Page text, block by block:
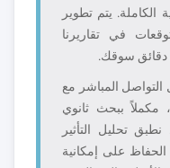
الكاملة. يتم تطوير
في تقاريرنا
دقائق سوقك.
التواصل المباشر مع
مكملاً ببحث ثانوي
تحليل التأثير
على إمكانية